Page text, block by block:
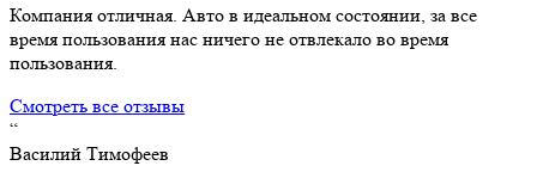
Компания отличная. Авто в идеальном состоянии, за все
время пользования нас ничего не отвлекало во время
пользования.
Смотреть все отзывы
“
Василий Тимофеев